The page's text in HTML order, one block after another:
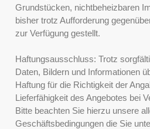
Grundstücken, nichtbeheizbaren
bisher trotz Aufforderung
zur Verfügung gestellt.
Haftungsausschluss: Trotz
Daten, Bildern und Informationen
Haftung für die Richtigkeit der
Lieferfähigkeit des Angebotes bei
Bitte beachten Sie hierzu unsere
Geschäftsbedingungen die Sie